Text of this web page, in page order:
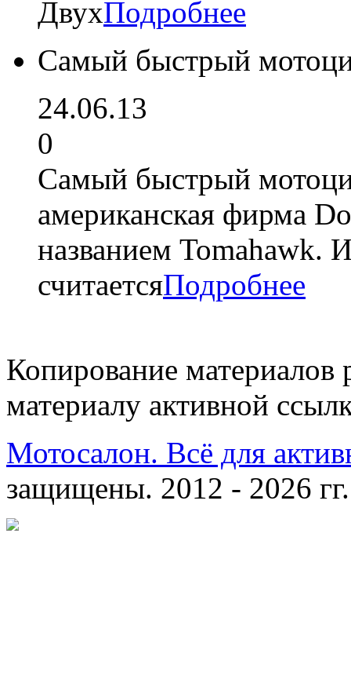
ДвухПодробнее
Самый быстрый
24.06.13
0
Самый быстрый
американская фирма
названием Tomahawk.
считаетсяПодробнее
Копирование материалов
материалу активной
Мотосалон. Всё для
защищены. 2012 - 2026 гг.